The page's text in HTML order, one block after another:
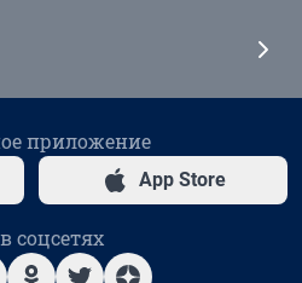
приложение
App Store
соцсетях